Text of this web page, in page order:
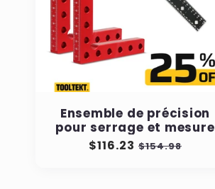
Ensemble de précision
pour serrage et mesure
Prix
$116.23 Prix
$154.98